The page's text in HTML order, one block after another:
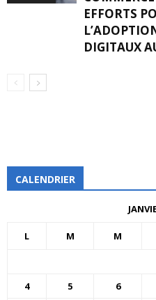
EFFORTS
DIGITAUX
CALENDRIER
L M M
4
5 6